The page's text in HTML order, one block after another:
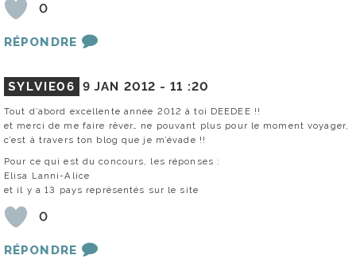
0
RÉPONDRE
SYLVIE06 9 JAN 2012 -11 :20
Tout d’abord excellente année 2012 à toi DEEDEE !!
et merci de me faire rêver… ne pouvant plus pour le moment voyager,
c’est à travers ton blog que je m’évade !!
Pour ce qui est du concours, les réponses :
Elisa Lanni-Alice
et il y a 13 pays représentés sur le site
0
RÉPONDRE